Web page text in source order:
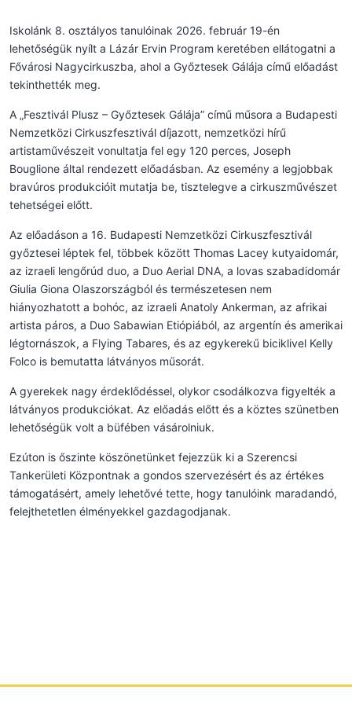
Iskolánk 8. osztályos tanulóinak 2026. február 19-én
lehetőségük nyílt a Lázár Ervin Program keretében ellátogatni a
Fővárosi Nagycirkuszba, ahol a Győztesek Gálája című előadást
tekinthették meg.
A „Fesztivál Plusz – Győztesek Gálája” című műsora a Budapesti
Nemzetközi Cirkuszfesztivál díjazott, nemzetközi hírű
artistaművészeit vonultatja fel egy 120 perces, Joseph
Bouglione által rendezett előadásban. Az esemény a legjobbak
bravúros produkcióit mutatja be, tisztelegve a cirkuszművészet
tehetségei előtt.
Az előadáson a 16. Budapesti Nemzetközi Cirkuszfesztivál
győztesei léptek fel, többek között Thomas Lacey kutyaidomár,
az izraeli lengőrúd duo, a Duo Aerial DNA, a lovas szabadidomár
Giulia Giona Olaszországból és természetesen nem
hiányozhatott a bohóc, az izraeli Anatoly Ankerman, az afrikai
artista páros, a Duo Sabawian Etiópiából, az argentín és amerikai
légtornászok, a Flying Tabares, és az egykerekű biciklivel Kelly
Folco is bemutatta látványos műsorát.
A gyerekek nagy érdeklődéssel, olykor csodálkozva figyelték a
látványos produkciókat. Az előadás előtt és a köztes szünetben
lehetőségük volt a büfében vásárolniuk.
Ezúton is őszinte köszönetünket fejezzük ki a Szerencsi
Tankerületi Központnak a gondos szervezésért és az értékes
támogatásért, amely lehetővé tette, hogy tanulóink maradandó,
felejthetetlen élményekkel gazdagodjanak.